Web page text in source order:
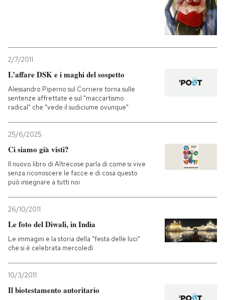
2/7/2011
L’affare DSK e i maghi del sospetto
Alessandro Piperno sul Corriere torna sulle
sentenze affrettate e sul "maccartismo
radical" che "vede il sudiciume ovunque"
25/6/2025
Ci siamo già visti?
Il nuovo libro di Altrecose parla di come si vive
senza riconoscere le facce e di cosa questo
può insegnare a tutti noi
26/10/2011
Le foto del Diwali, in India
Le immagini e la storia della "festa delle luci"
che si è celebrata mercoledì
10/3/2011
Il biotestamento autoritario